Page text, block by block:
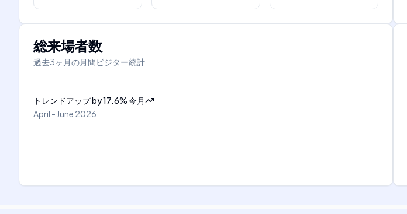
総来場者数
過去3ヶ月の月間ビジター統計
トレンドアップby17.6%今月
April - June 2026